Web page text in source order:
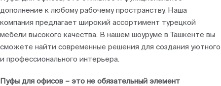
дополнение к любому рабочему пространству. Наша
компания предлагает широкий ассортимент турецкой
мебели высокого качества. В нашем шоуруме в Ташкенте вы
сможете найти современные решения для создания уютного
и профессионального интерьера.
Пуфы для офисов – это не обязательный элемент